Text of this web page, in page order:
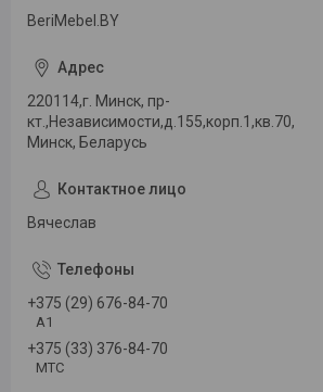
BeriMebel.BY
220114,г. Минск, пр-
кт.,Независимости,д.155,корп.1,кв.70,
Минск, Беларусь
Вячеслав
+375 (29) 676-84-70
А1
+375 (33) 376-84-70
МТС